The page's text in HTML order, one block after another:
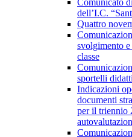
Comunicato
dell’I.C.
Quattro
svolgimento e
classe
sportelli
Indicazioni
documenti
per il triennio